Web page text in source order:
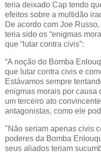
teria deixado Cap tendo
efeitos sobre a multidão
De acordo com Joe
teria sido os “enigmas
que “lutar contra civis”:
“A noção do Bomba
que lutar contra civis e
Estávamos sempre
enigmas morais por causa
um terceiro ato
antagonistas, como ele
"Não seriam apenas civis
poderes da Bomba
seus aliados teriam